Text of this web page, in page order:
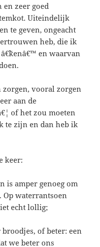
en zeer goed
Uiteindelijk
te geven, ongeacht
heb, die ik
en waarvan
vooral zorgen
aan de
of het zou moeten
te zijn en dan heb ik
keer:
is amper genoeg om
waterrantsoen
echt lollig;
of beter: een
we beter ons